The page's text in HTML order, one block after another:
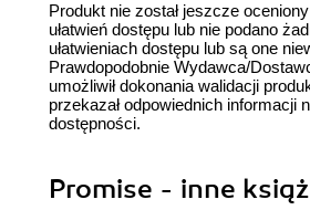
Produkt nie został jeszcze
ułatwień dostępu lub nie podano
ułatwieniach dostępu lub są one
Prawdopodobnie Wydawca/
umożliwił dokonania walidacji
przekazał odpowiednich informacji
dostępności.
Promise - inne